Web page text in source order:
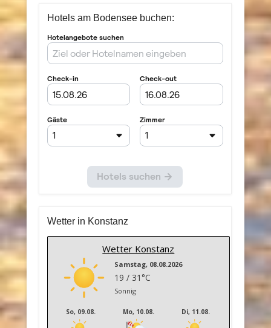
Hotels am Bodensee buchen:
Wetter in Konstanz
Wetter Konstanz
Samstag, 08.08.2026
19 / 31°C
Sonnig
So, 09.08. Mo, 10.08. Di, 11.08.